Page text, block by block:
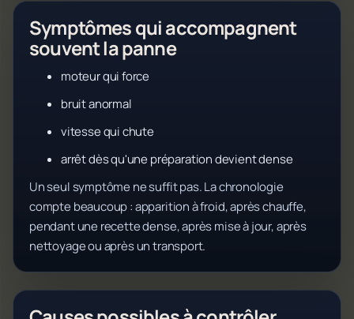
Symptômes qui accompagnent
souvent la panne
moteur qui force
bruit anormal
vitesse qui chute
arrêt dès qu'une préparation devient dense
Un seul symptôme ne suffit pas. La chronologie
compte beaucoup : apparition à froid, après chauffe,
pendant une recette dense, après mise à jour, après
nettoyage ou après un transport.